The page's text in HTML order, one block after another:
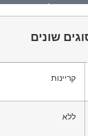
שונים
קריינות
ללא